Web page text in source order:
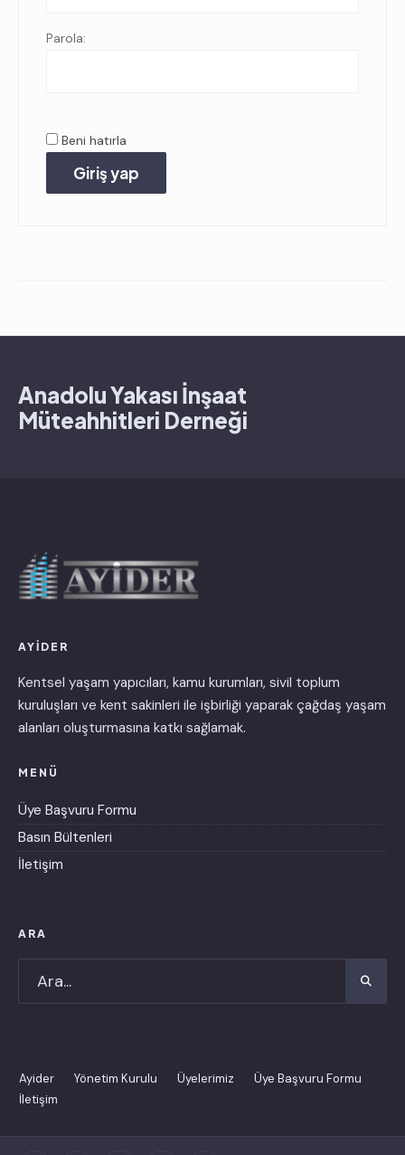
Parola:
Beni hatırla
Giriş yap
Anadolu Yakası İnşaat
Müteahhitleri Derneği
AYİDER
Kentsel yaşam yapıcıları, kamu kurumları, sivil toplum
kuruluşları ve kent sakinleri ile işbirliği yaparak çağdaş yaşam
alanları oluşturmasına katkı sağlamak.
MENÜ
Üye Başvuru Formu
Basın Bültenleri
İletişim
ARA
Ayider Yönetim Kurulu Üyelerimiz
Üye Başvuru Formu
İletişim